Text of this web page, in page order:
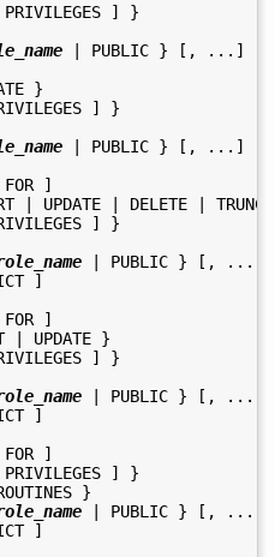
] }
| PUBLIC } [, ...] [
}
] }
| PUBLIC } [, ...] [
FOR ]
| UPDATE | DELETE |
] }
| PUBLIC } [, ...]
]
FOR ]
| UPDATE }
] }
| PUBLIC } [, ...]
]
FOR ]
] }
}
| PUBLIC } [, ...]
]